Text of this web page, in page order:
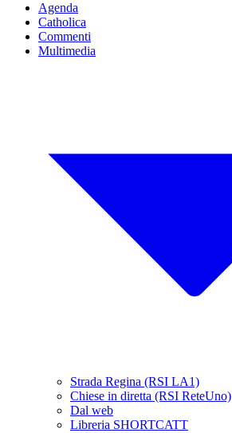
Agenda
Catholica
Commenti
Multimedia
Strada Regina (RSI LA1)
Chiese in diretta (RSI ReteUno)
Dal web
Libreria SHORTCATT